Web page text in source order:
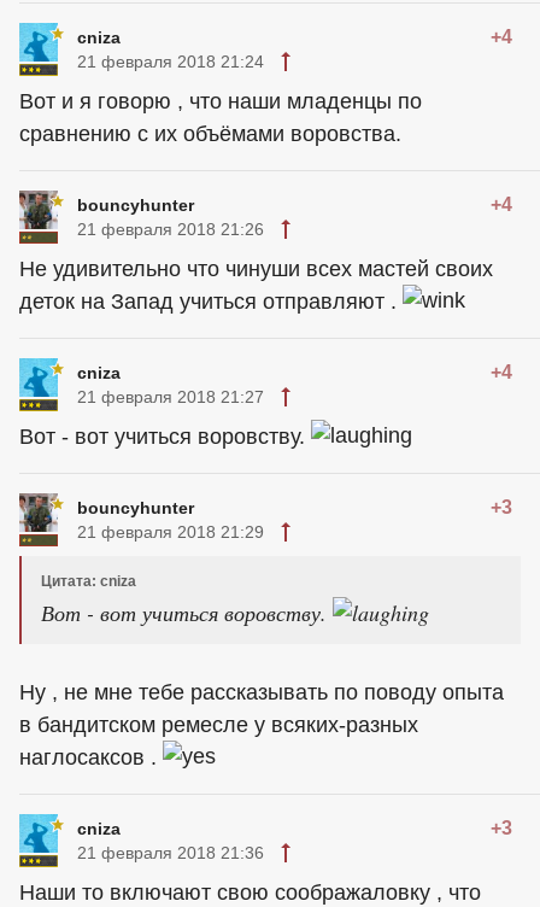
cniza +4
21 февраля 2018 21:24
Вот и я говорю , что наши младенцы по
сравнению с их объёмами воровства.
bouncyhunter +4
21 февраля 2018 21:26
Не удивительно что чинуши всех мастей своих
деток на Запад учиться отправляют .
cniza +4
21 февраля 2018 21:27
Вот - вот учиться воровству.
bouncyhunter +3
21 февраля 2018 21:29
Цитата: cniza
Вот - вот учиться воровству.
Ну , не мне тебе рассказывать по поводу опыта
в бандитском ремесле у всяких-разных
наглосаксов .
cniza +3
21 февраля 2018 21:36
Наши то включают свою соображаловку , что